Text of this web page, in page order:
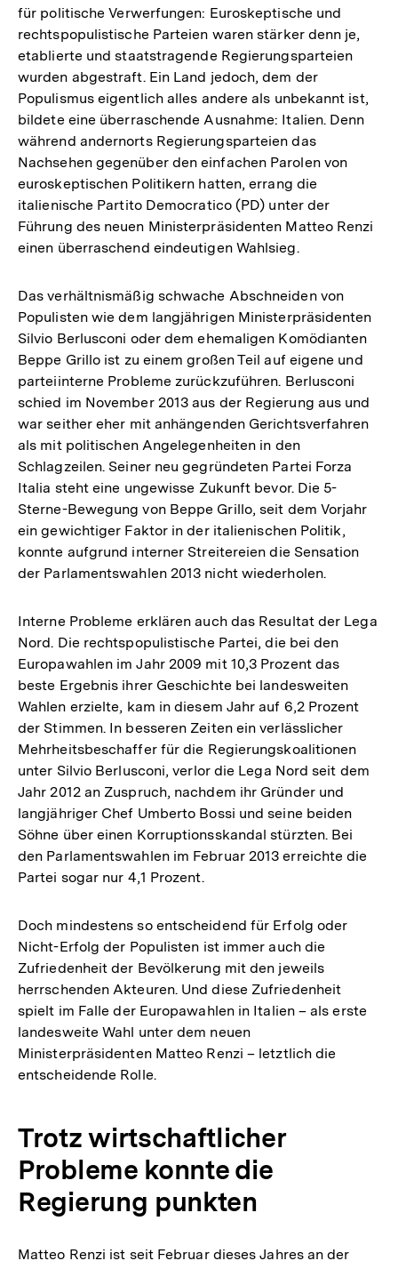
für politische Verwerfungen: Euroskeptische und
rechtspopulistische Parteien waren stärker denn je,
etablierte und staatstragende Regierungsparteien
wurden abgestraft. Ein Land jedoch, dem der
Populismus eigentlich alles andere als unbekannt ist,
bildete eine überraschende Ausnahme: Italien. Denn
während andernorts Regierungsparteien das
Nachsehen gegenüber den einfachen Parolen von
euroskeptischen Politikern hatten, errang die
italienische Partito Democratico (PD) unter der
Führung des neuen Ministerpräsidenten Matteo Renzi
einen überraschend eindeutigen Wahlsieg.
Das verhältnismäßig schwache Abschneiden von
Populisten wie dem langjährigen Ministerpräsidenten
Silvio Berlusconi oder dem ehemaligen Komödianten
Beppe Grillo ist zu einem großen Teil auf eigene und
parteiinterne Probleme zurückzuführen. Berlusconi
schied im November 2013 aus der Regierung aus und
war seither eher mit anhängenden Gerichtsverfahren
als mit politischen Angelegenheiten in den
Schlagzeilen. Seiner neu gegründeten Partei Forza
Italia steht eine ungewisse Zukunft bevor. Die 5-
Sterne-Bewegung von Beppe Grillo, seit dem Vorjahr
ein gewichtiger Faktor in der italienischen Politik,
konnte aufgrund interner Streitereien die Sensation
der Parlamentswahlen 2013 nicht wiederholen.
Interne Probleme erklären auch das Resultat der Lega
Nord. Die rechtspopulistische Partei, die bei den
Europawahlen im Jahr 2009 mit 10,3 Prozent das
beste Ergebnis ihrer Geschichte bei landesweiten
Wahlen erzielte, kam in diesem Jahr auf 6,2 Prozent
der Stimmen. In besseren Zeiten ein verlässlicher
Mehrheitsbeschaffer für die Regierungskoalitionen
unter Silvio Berlusconi, verlor die Lega Nord seit dem
Jahr 2012 an Zuspruch, nachdem ihr Gründer und
langjähriger Chef Umberto Bossi und seine beiden
Söhne über einen Korruptionsskandal stürzten. Bei
den Parlamentswahlen im Februar 2013 erreichte die
Partei sogar nur 4,1 Prozent.
Doch mindestens so entscheidend für Erfolg oder
Nicht-Erfolg der Populisten ist immer auch die
Zufriedenheit der Bevölkerung mit den jeweils
herrschenden Akteuren. Und diese Zufriedenheit
spielt im Falle der Europawahlen in Italien – als erste
landesweite Wahl unter dem neuen
Ministerpräsidenten Matteo Renzi – letztlich die
entscheidende Rolle.
Trotz wirtschaftlicher
Probleme konnte die
Regierung punkten
Matteo Renzi ist seit Februar dieses Jahres an der